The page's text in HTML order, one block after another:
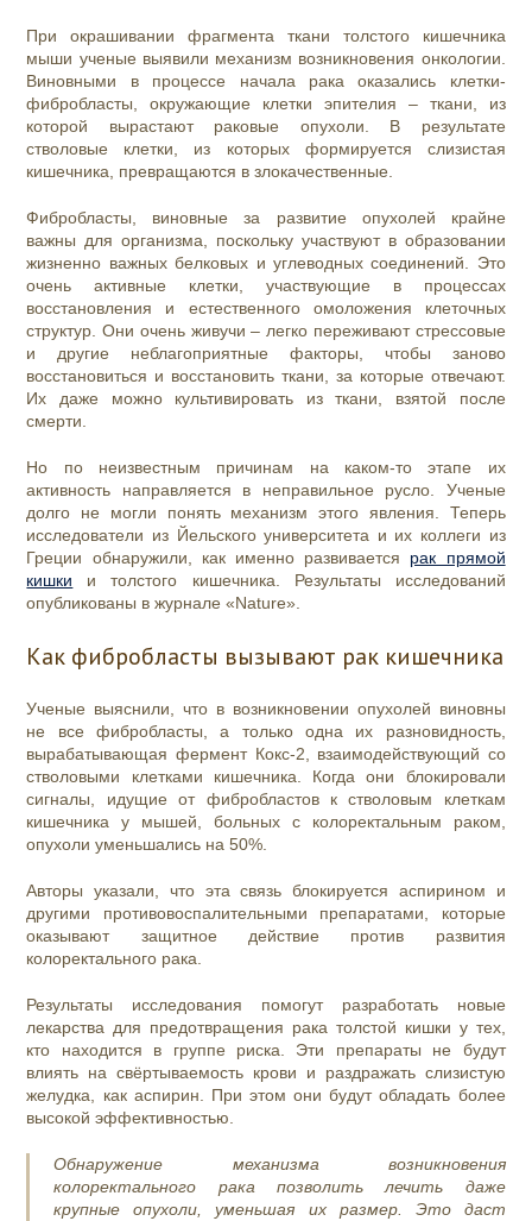
При окрашивании фрагмента ткани толстого кишечника
мыши ученые выявили механизм возникновения онкологии.
Виновными в процессе начала рака оказались клетки-
фибробласты, окружающие клетки эпителия – ткани, из
которой вырастают раковые опухоли. В результате
стволовые клетки, из которых формируется слизистая
кишечника, превращаются в злокачественные.
Фибробласты, виновные за развитие опухолей крайне
важны для организма, поскольку участвуют в образовании
жизненно важных белковых и углеводных соединений. Это
очень активные клетки, участвующие в процессах
восстановления и естественного омоложения клеточных
структур. Они очень живучи – легко переживают стрессовые
и другие неблагоприятные факторы, чтобы заново
восстановиться и восстановить ткани, за которые отвечают.
Их даже можно культивировать из ткани, взятой после
смерти.
Но по неизвестным причинам на каком-то этапе их
активность направляется в неправильное русло. Ученые
долго не могли понять механизм этого явления. Теперь
исследователи из Йельского университета и их коллеги из
Греции обнаружили, как именно развивается рак прямой
кишки и толстого кишечника. Результаты исследований
опубликованы в журнале «Nature».
Как фибробласты вызывают рак кишечника
Ученые выяснили, что в возникновении опухолей виновны
не все фибробласты, а только одна их разновидность,
вырабатывающая фермент Кокс-2, взаимодействующий со
стволовыми клетками кишечника. Когда они блокировали
сигналы, идущие от фибробластов к стволовым клеткам
кишечника у мышей, больных с колоректальным раком,
опухоли уменьшались на 50%.
Авторы указали, что эта связь блокируется аспирином и
другими противовоспалительными препаратами, которые
оказывают защитное действие против развития
колоректального рака.
Результаты исследования помогут разработать новые
лекарства для предотвращения рака толстой кишки у тех,
кто находится в группе риска. Эти препараты не будут
влиять на свёртываемость крови и раздражать слизистую
желудка, как аспирин. При этом они будут обладать более
высокой эффективностью.
Обнаружение механизма возникновения
колоректального рака позволить лечить даже
крупные опухоли, уменьшая их размер. Это даст